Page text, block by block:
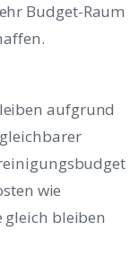
Budget-Raum
aufgrund
wie
bleiben